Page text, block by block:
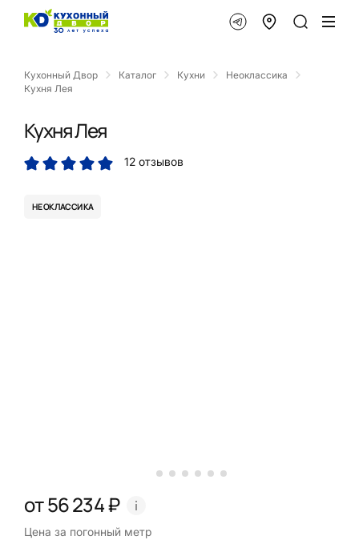
Кухонный Двор Каталог Кухни
Неоклассика
Кухня Лея
Кухня Лея
12 отзывов
НЕОКЛАССИКА
от 56 234 ₽
Цена за погонный метр